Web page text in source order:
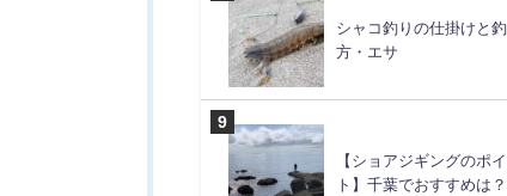
シャコ釣りの仕掛けと釣
方・エサ
【ショアジギングのポ
ト】千葉でおすすめは